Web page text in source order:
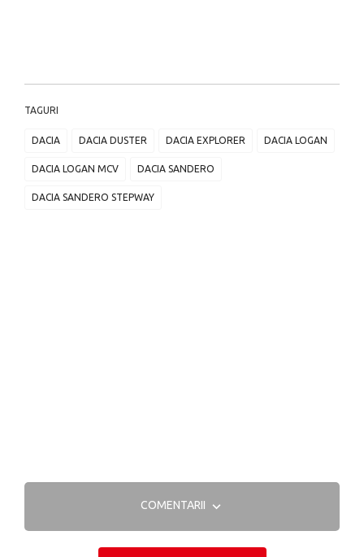
TAGURI
DACIA DACIA DUSTER DACIA EXPLORER DACIA LOGAN
DACIA LOGAN MCV DACIA SANDERO
DACIA SANDERO STEPWAY
COMENTARII